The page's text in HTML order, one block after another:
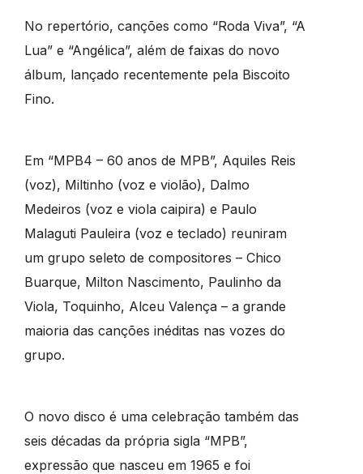
No repertório, canções como “Roda Viva”, “A
Lua” e “Angélica”, além de faixas do novo
álbum, lançado recentemente pela Biscoito
Fino.
Em “MPB4 – 60 anos de MPB”, Aquiles Reis
(voz), Miltinho (voz e violão), Dalmo
Medeiros (voz e viola caipira) e Paulo
Malaguti Pauleira (voz e teclado) reuniram
um grupo seleto de compositores – Chico
Buarque, Milton Nascimento, Paulinho da
Viola, Toquinho, Alceu Valença – a grande
maioria das canções inéditas nas vozes do
grupo.
O novo disco é uma celebração também das
seis décadas da própria sigla “MPB”,
expressão que nasceu em 1965 e foi